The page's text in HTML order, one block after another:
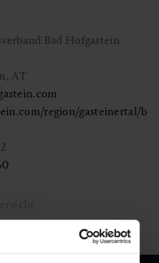
Bad Hofgastein
, AT
region/gasteinertal/b